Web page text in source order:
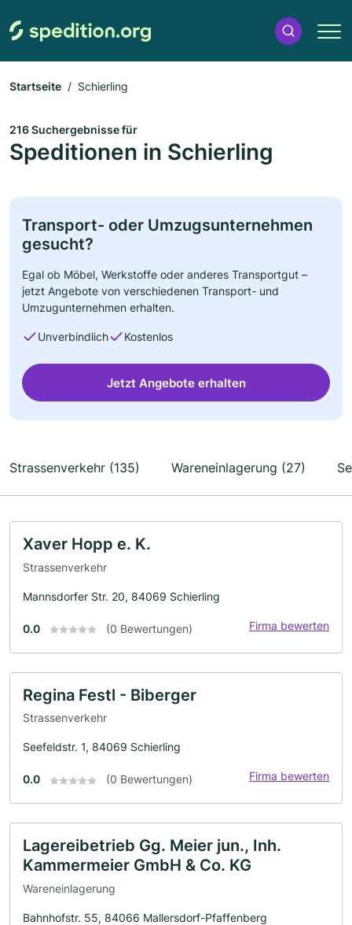
Startseite Schierling
216 Suchergebnisse für
Speditionen in Schierling
Transport- oder Umzugsunternehmen
gesucht?
Egal ob Möbel, Werkstoffe oder anderes Transportgut –
jetzt Angebote von verschiedenen Transport- und
Umzugunternehmen erhalten.
Unverbindlich Kostenlos
Jetzt Angebote erhalten
Strassenverkehr (135) Wareneinlagerung (27)
Xaver Hopp e. K.
Strassenverkehr
Mannsdorfer Str. 20, 84069 Schierling
0.0 (0 Bewertungen) Firma bewerten
Regina Festl - Biberger
Strassenverkehr
Seefeldstr. 1, 84069 Schierling
0.0 (0 Bewertungen) Firma bewerten
Lagereibetrieb Gg. Meier jun., Inh.
Kammermeier GmbH & Co. KG
Wareneinlagerung
Bahnhofstr. 55, 84066 Mallersdorf-Pfaffenberg